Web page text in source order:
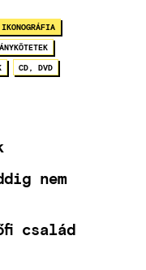
CD, DVD
nem
család